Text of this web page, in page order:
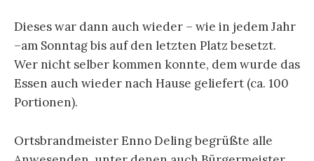
Dieses war dann auch wieder – wie in jedem Jahr
–am Sonntag bis auf den letzten Platz besetzt.
Wer nicht selber kommen konnte, dem wurde das
Essen auch wieder nach Hause geliefert (ca. 100
Portionen).
Ortsbrandmeister Enno Deling begrüßte alle